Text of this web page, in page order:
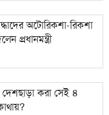
অটোরিকশা-রিকশা
প্রধানমন্ত্রী
দেশছাড়া করা সেই ৪